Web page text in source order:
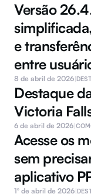
Versão
e
entre
8 de abril de 2026|
Destaque
Victoria
6 de abril de 2026|
Acesse os
sem
aplicativo
1º de abril de 2026|